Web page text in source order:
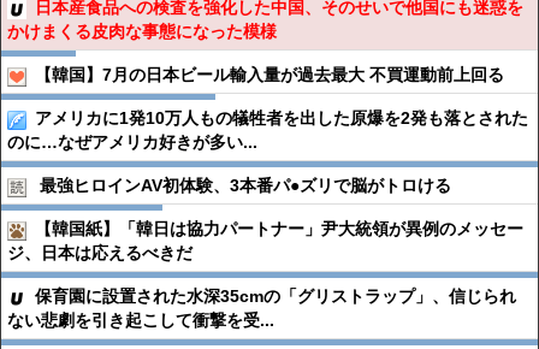
日本産食品への検査を強化した中国、そのせいで他国にも迷惑を
かけまくる皮肉な事態になった模様
【韓国】7月の日本ビール輸入量が過去最大 不買運動前上回る
アメリカに1発10万人もの犠牲者を出した原爆を2発も落とされた
のに…なぜアメリカ好きが多い...
最強ヒロインAV初体験、3本番パ●︎ズリで脳がトロける
【韓国紙】「韓日は協力パートナー」尹大統領が異例のメッセー
ジ、日本は応えるべきだ
保育園に設置された水深35cmの「グリストラップ」、信じられ
ない悲劇を引き起こして衝撃を受...